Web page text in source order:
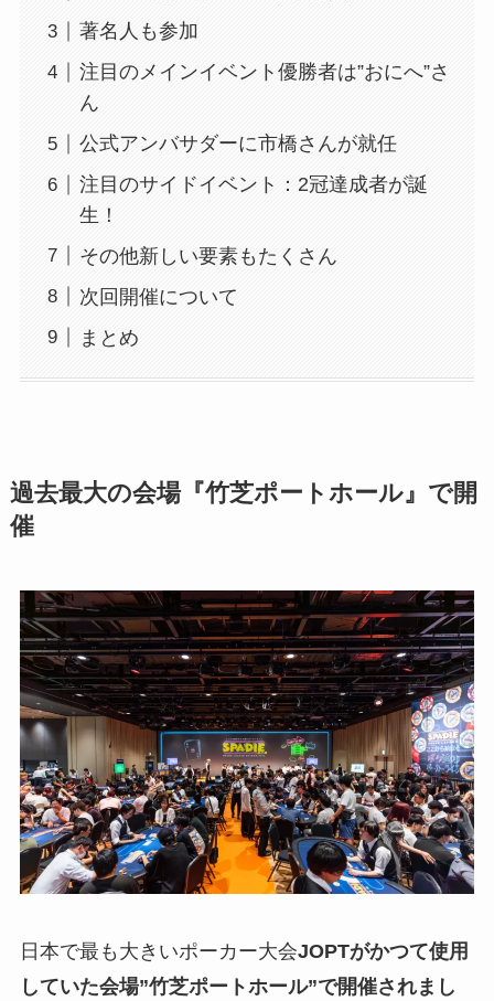
著名人も参加
注目のメインイベント優勝者は”おにへ”さ
ん
公式アンバサダーに市橋さんが就任
注目のサイドイベント：2冠達成者が誕
生！
その他新しい要素もたくさん
次回開催について
まとめ
過去最大の会場『竹芝ポートホール』で開
催
日本で最も大きいポーカー大会JOPTがかつて使用
していた会場”竹芝ポートホール”で開催されまし